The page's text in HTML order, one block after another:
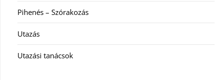
Pihenés – Szórakozás
Utazás
Utazási tanácsok